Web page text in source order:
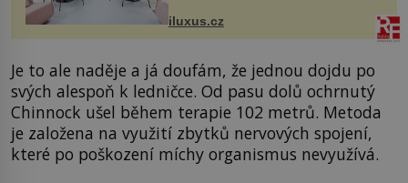
budov Media...
iluxus.cz
Je to ale naděje a já doufám, že jednou dojdu po
svých alespoň k ledničce. Od pasu dolů ochrnutý
Chinnock ušel během terapie 102 metrů. Metoda
je založena na využití zbytků nervových spojení,
které po poškození míchy organismus nevyužívá.